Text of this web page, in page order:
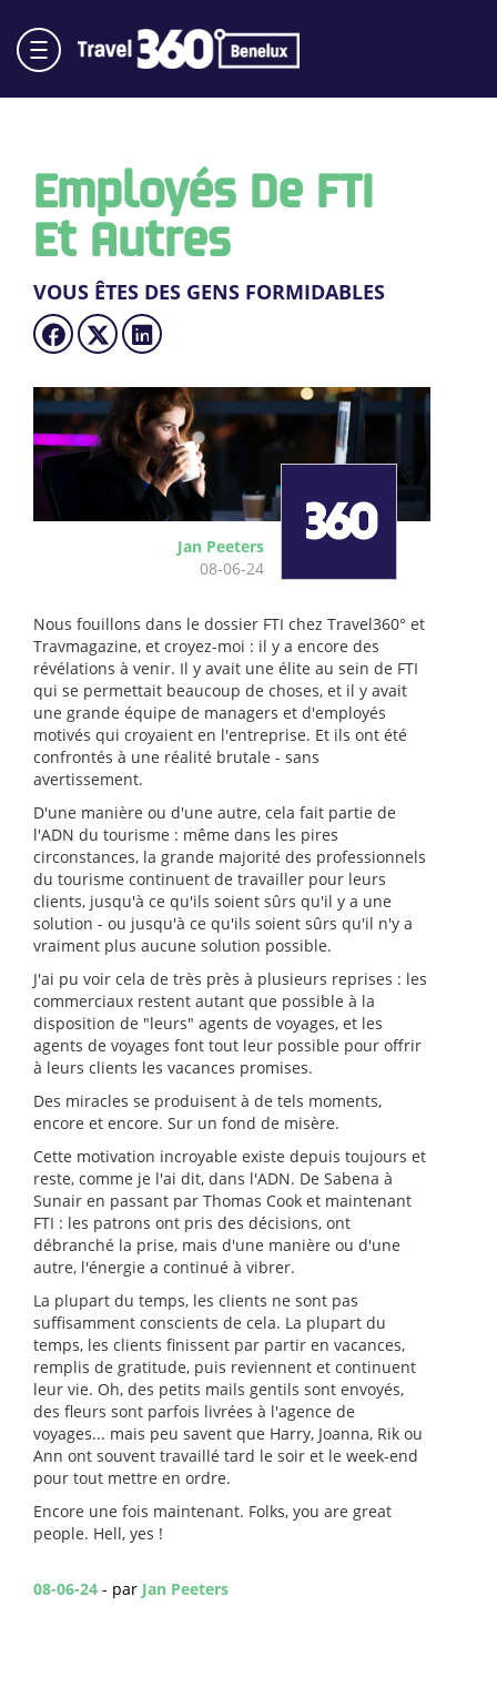
Employés De FTI
Et Autres
VOUS ÊTES DES GENS FORMIDABLES
Jan Peeters
08-06-24
Nous fouillons dans le dossier FTI chez Travel360° et
Travmagazine, et croyez-moi : il y a encore des
révélations à venir. Il y avait une élite au sein de FTI
qui se permettait beaucoup de choses, et il y avait
une grande équipe de managers et d'employés
motivés qui croyaient en l'entreprise. Et ils ont été
confrontés à une réalité brutale - sans
avertissement.
D'une manière ou d'une autre, cela fait partie de
l'ADN du tourisme : même dans les pires
circonstances, la grande majorité des professionnels
du tourisme continuent de travailler pour leurs
clients, jusqu'à ce qu'ils soient sûrs qu'il y a une
solution - ou jusqu'à ce qu'ils soient sûrs qu'il n'y a
vraiment plus aucune solution possible.
J'ai pu voir cela de très près à plusieurs reprises : les
commerciaux restent autant que possible à la
disposition de "leurs" agents de voyages, et les
agents de voyages font tout leur possible pour offrir
à leurs clients les vacances promises.
Des miracles se produisent à de tels moments,
encore et encore. Sur un fond de misère.
Cette motivation incroyable existe depuis toujours et
reste, comme je l'ai dit, dans l'ADN. De Sabena à
Sunair en passant par Thomas Cook et maintenant
FTI : les patrons ont pris des décisions, ont
débranché la prise, mais d'une manière ou d'une
autre, l'énergie a continué à vibrer.
La plupart du temps, les clients ne sont pas
suffisamment conscients de cela. La plupart du
temps, les clients finissent par partir en vacances,
remplis de gratitude, puis reviennent et continuent
leur vie. Oh, des petits mails gentils sont envoyés,
des fleurs sont parfois livrées à l'agence de
voyages... mais peu savent que Harry, Joanna, Rik ou
Ann ont souvent travaillé tard le soir et le week-end
pour tout mettre en ordre.
Encore une fois maintenant. Folks, you are great
people. Hell, yes !
08-06-24 - par Jan Peeters